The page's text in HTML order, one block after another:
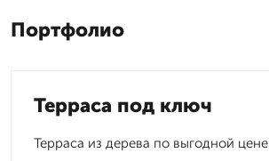
Портфолио
Терраса под ключ
Терраса из дерева по выгодной цене